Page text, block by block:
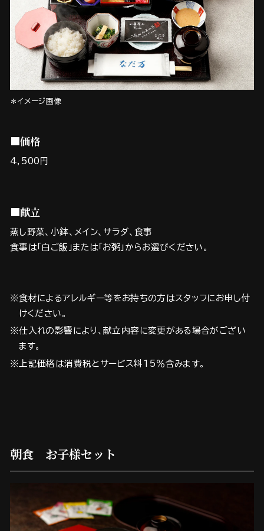
＊イメージ画像
■価格
4,500円
■献立
蒸し野菜、小鉢、メイン、サラダ、食事
食事は「白ご飯」または「お粥」からお選びください。
※食材によるアレルギー等をお持ちの方はスタッフにお申し付
けください。
※仕入れの影響により、献立内容に変更がある場合がござい
ます。
※上記価格は消費税とサービス料15％含みます。
朝食 お子様セット